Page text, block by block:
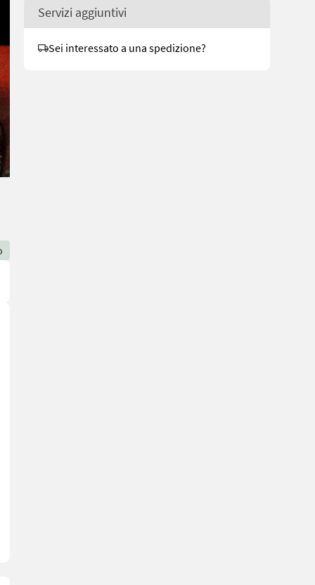
Servizi aggiuntivi
Sei interessato a una spedizione?